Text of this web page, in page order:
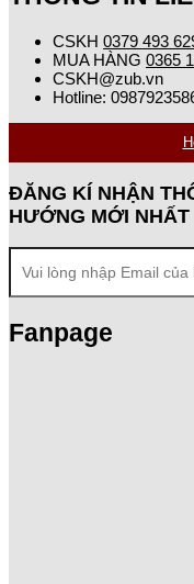
CSKH 0379 493
MUA HÀNG 0365
CSKH@zub.vn
Hotline:
ĐĂNG KÍ NHẬN
HƯỚNG MỚI NHẤT
Fanpage